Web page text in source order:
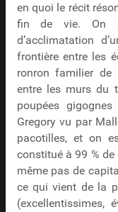
en quoi le récit
fin de vie. On
d’acclimatation
frontière entre les
ronron familier de
entre les murs du
poupées
Gregory vu par
pacotilles, et on
constitué à 99 % de
même pas de
ce qui vient de la
(excellentissimes,